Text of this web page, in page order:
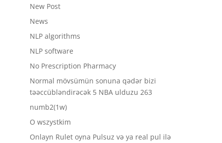
New Post
News
NLP algorithms
NLP software
No Prescription Pharmacy
Normal mövsümün sonuna qədər bizi
təəccübləndirəcək 5 NBA ulduzu 263
numb2(1w)
O wszystkim
Onlayn Rulet oyna Pulsuz və ya real pul ilə